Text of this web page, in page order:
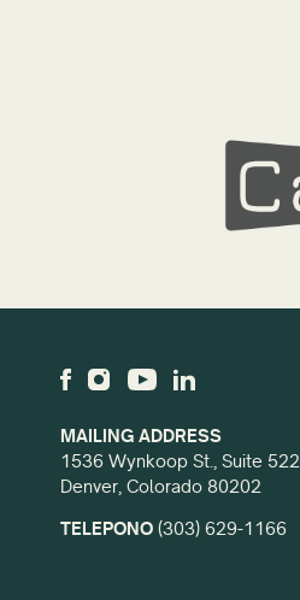
MAILING ADDRESS
1536 Wynkoop St., Suite 522
Denver, Colorado 80202
TELEPONO (303) 629-1166